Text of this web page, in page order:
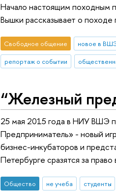
Начало настоящим походным
Вышки рассказывает о
Свободное общение новое в
репортаж о событии
“Железный
25 мая 2015 года в НИУ ВШЭ
Предприниматель» - новый
бизнес-инкубаторов и
Петербурге сразятся за
Общество не учеба студенты